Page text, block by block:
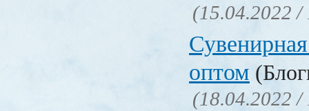
(15.04.2022 /
оптом
(18.04.2022 /